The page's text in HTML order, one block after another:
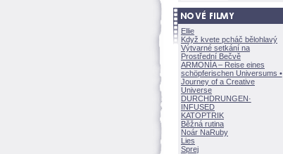
Ellie
Když kvete pcháč bělohlavý
Výtvarné setkání na
Prostřední Bečvě
ARMONÍA – Reise eines
schöpferischen Universums •
Journey of a Creative
Universe
DURCHDRUNGEN·
INFUSED
KATOPTRIK
Běžná rutina
Noár NaRuby
Lies
Sprej